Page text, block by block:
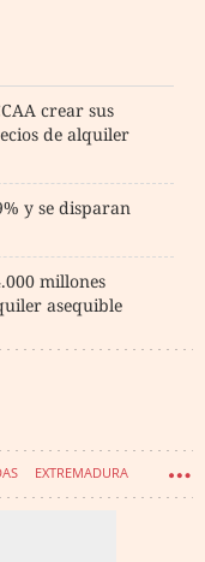
crear sus
de alquiler
y se disparan
millones
asequible
EXTREMADURA